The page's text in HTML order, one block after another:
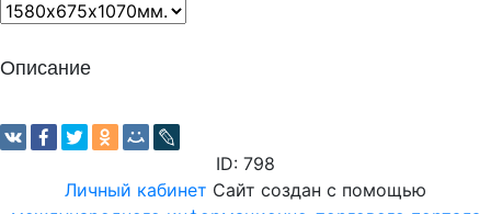
Описание
ID: 798
Личный кабинет Сайт создан с помощью